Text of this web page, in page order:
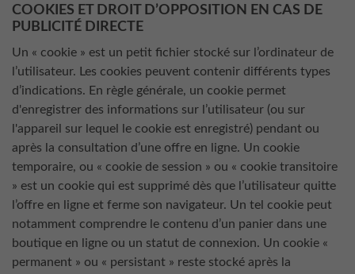
COOKIES ET DROIT D’OPPOSITION EN CAS DE
PUBLICITÉ DIRECTE
Un « cookie » est un petit fichier stocké sur l’ordinateur de
l’utilisateur. Les cookies peuvent contenir différents types
d’indications. En règle générale, un cookie permet
d'enregistrer des informations sur l’utilisateur (ou sur
l'appareil sur lequel le cookie est enregistré) pendant ou
après la consultation d’une offre en ligne. Un cookie
temporaire, ou « cookie de session » ou « cookie transitoire
» est un cookie qui est supprimé dès que l’utilisateur quitte
l’offre en ligne et ferme son navigateur. Un tel cookie peut
notamment comprendre le contenu d’un panier dans une
boutique en ligne ou un statut de connexion. Un cookie «
permanent » ou « persistant » reste stocké après la